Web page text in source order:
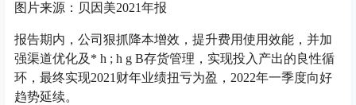
图片来源：贝因美2021年报
报告期内，公司狠抓降本增效，提升费用使用效能，并加
强渠道优化及 * h ; h g B存货管理，实现投入产出的良性循
环，最终实现2021财年业绩扭亏为盈，2022年一季度向好
趋势延续。